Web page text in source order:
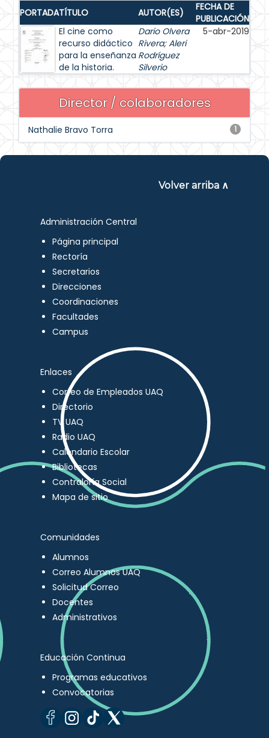
PORTADATÍTULO AUTOR(ES)
FECHA DE
PUBLICACIÓN
El cine como
recurso didáctico
para la enseñanza
de la historia.
Dario Olvera
Rivera;Aleri
Rodríguez
Silverio
5-abr-2019
Director / colaboradores
1
Nathalie Bravo Torra
Volver arriba ∧
Administración Central
Página principal
Rectoría
Secretarios
Direcciones
Coordinaciones
Facultades
Campus
Enlaces
Correo de Empleados UAQ
Directorio
TV UAQ
Radio UAQ
Calendario Escolar
Bibliotecas
Contraloría Social
Mapa de sitio
Comunidades
Alumnos
Correo Alumnos UAQ
Solicitud Correo
Docentes
Administrativos
Educación Continua
Programas educativos
Convocatorias